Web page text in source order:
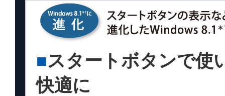
■スタートボタンで使
快適に